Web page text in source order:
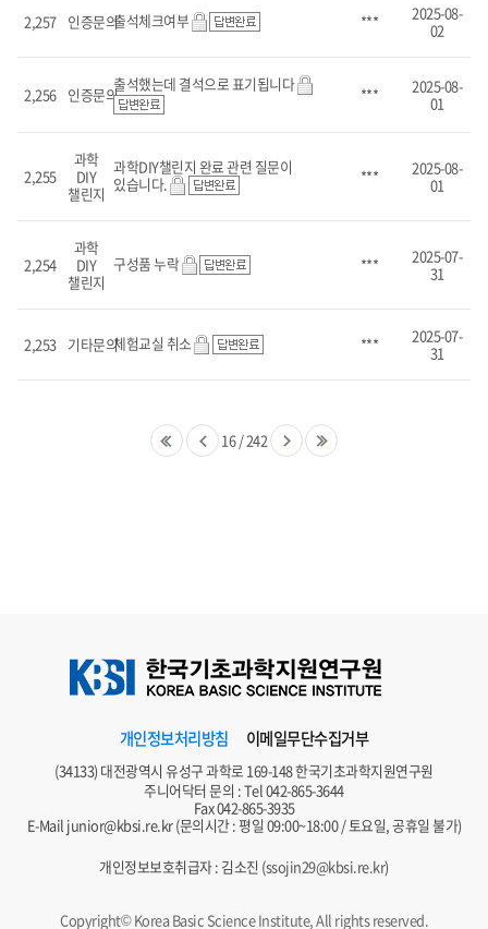
2,257 인증문의출석체크여부 ***
2025-08-
02
2,256 인증문의
출석했는데 결석으로 표기됩니다
***
2025-08-
01
2,255
과학
DIY
챌린지
과학DIY챌린지 완료 관련 질문이
있습니다.
***
2025-08-
01
2,254
과학
DIY
챌린지
구성품 누락 ***
2025-07-
31
2,253 기타문의체험교실 취소 ***
2025-07-
31
16/242
개인정보처리방침 이메일무단수집거부
(34133) 대전광역시 유성구 과학로 169-148 한국기초과학지원연구원
주니어닥터 문의 : Tel042-865-3644
Fax 042-865-3935
E-Mail junior@kbsi.re.kr(문의시간 : 평일 09:00~18:00 / 토요일, 공휴일 불가)
개인정보보호취급자 : 김소진 (ssojin29@kbsi.re.kr)
Copyright© Korea Basic Science Institute, All rights reserved.